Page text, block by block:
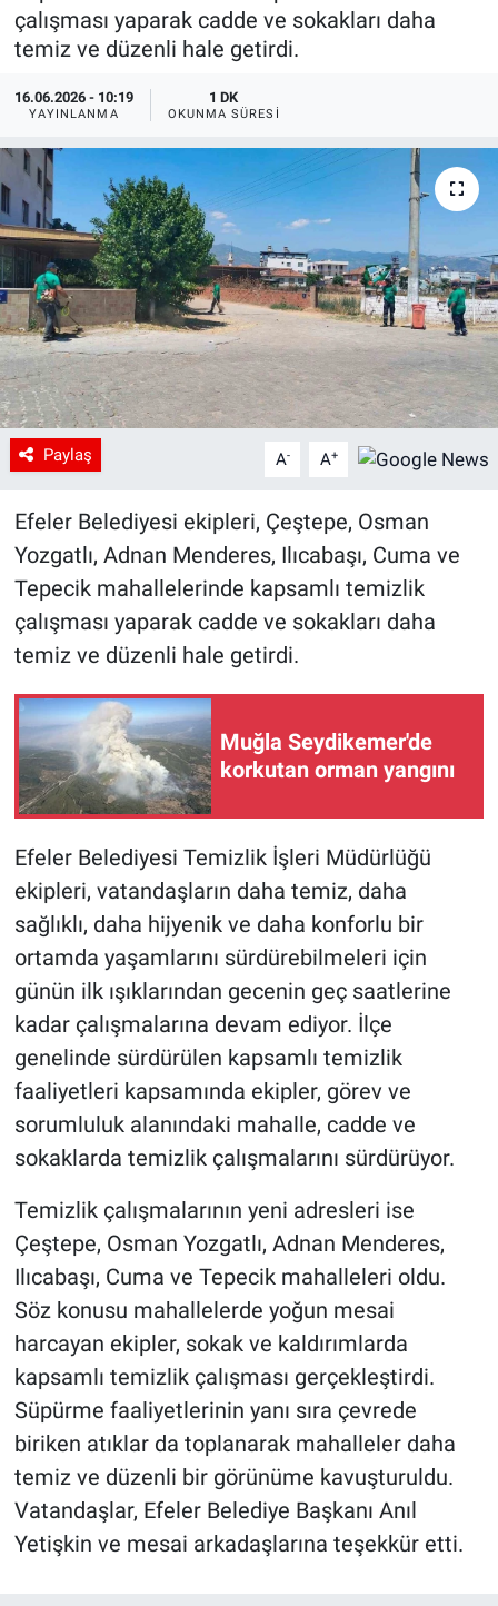
çalışması yaparak cadde ve sokakları daha
temiz ve düzenli hale getirdi.
16.06.2026 - 10:19
YAYINLANMA
1 DK
OKUNMA SÜRESI
Paylaş A- A+
Efeler Belediyesi ekipleri, Çeştepe, Osman
Yozgatlı, Adnan Menderes, Ilıcabaşı, Cuma ve
Tepecik mahallelerinde kapsamlı temizlik
çalışması yaparak cadde ve sokakları daha
temiz ve düzenli hale getirdi.
Muğla Seydikemer'de
korkutan orman yangını
Efeler Belediyesi Temizlik İşleri Müdürlüğü
ekipleri, vatandaşların daha temiz, daha
sağlıklı, daha hijyenik ve daha konforlu bir
ortamda yaşamlarını sürdürebilmeleri için
günün ilk ışıklarından gecenin geç saatlerine
kadar çalışmalarına devam ediyor. İlçe
genelinde sürdürülen kapsamlı temizlik
faaliyetleri kapsamında ekipler, görev ve
sorumluluk alanındaki mahalle, cadde ve
sokaklarda temizlik çalışmalarını sürdürüyor.
Temizlik çalışmalarının yeni adresleri ise
Çeştepe, Osman Yozgatlı, Adnan Menderes,
Ilıcabaşı, Cuma ve Tepecik mahalleleri oldu.
Söz konusu mahallelerde yoğun mesai
harcayan ekipler, sokak ve kaldırımlarda
kapsamlı temizlik çalışması gerçekleştirdi.
Süpürme faaliyetlerinin yanı sıra çevrede
biriken atıklar da toplanarak mahalleler daha
temiz ve düzenli bir görünüme kavuşturuldu.
Vatandaşlar, Efeler Belediye Başkanı Anıl
Yetişkin ve mesai arkadaşlarına teşekkür etti.